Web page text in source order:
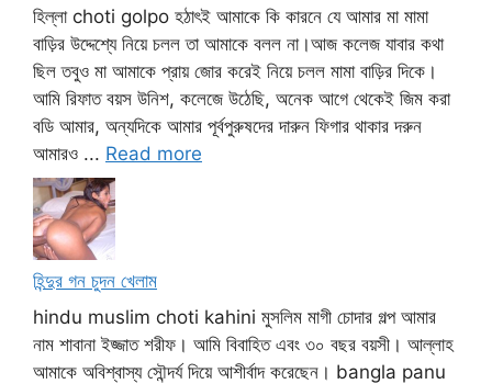
হিল্লা choti golpo হঠাৎই আমাকে কি কারনে যে আমার মা মামা
বাড়ির উদ্দেশ্যে নিয়ে চলল তা আমাকে বলল না।আজ কলেজ যাবার কথা
ছিল তবুও মা আমাকে প্রায় জোর করেই নিয়ে চলল মামা বাড়ির দিকে।
আমি রিফাত বয়স উনিশ, কলেজে উঠেছি, অনেক আগে থেকেই জিম করা
বডি আমার, অন্যদিকে আমার পূর্বপুরুষদের দারুন ফিগার থাকার দরুন
আমারও ... Read more
হিন্দুর গন চুদন খেলাম
hindu muslim choti kahini মুসলিম মাগী চোদার গল্প আমার
নাম শাবানা ইজ্জাত শরীফ। আমি বিবাহিত এবং ৩০ বছর বয়সী। আল্লাহ
আমাকে অবিশ্বাস্য সৌন্দর্য দিয়ে আশীর্বাদ করেছেন। bangla panu